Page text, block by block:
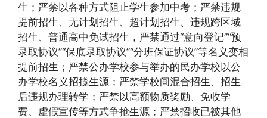
生；严禁以各种方式阻止学生参加中考；严禁违规
提前招生、无计划招生、超计划招生、违规跨区域
招生、普通高中免试招生，严禁通过“意向登记”“预
录取协议”“保底录取协议”“分班保证协议”等名义变相
提前招生；严禁公办学校参与举办的民办学校以公
办学校名义招揽生源；严禁学校间混合招生、招生
后违规办理转学；严禁以高额物质奖励、免收学
费、虚假宣传等方式争抢生源；严禁招收已被其他